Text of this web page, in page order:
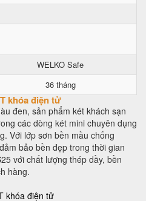
WELKO Safe
36 tháng
khóa điện tử
đen, sản phẩm két khách sạn
các dòng két mini chuyên dụng
Với lớp sơn bền mầu chống
bảo bền đẹp trong thời gian
với chất lượng thép dầy, bền
hàng.